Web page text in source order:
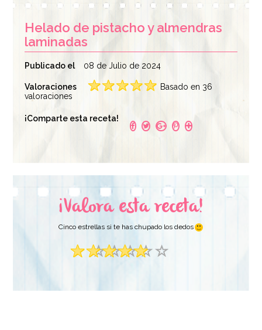
Helado de pistacho y almendras
laminadas
Publicado el 08 de Julio de 2024
Valoraciones
Basado en 36
valoraciones
¡Comparte esta receta!
¡Valora esta receta!
Cinco estrellas si te has chupado los dedos